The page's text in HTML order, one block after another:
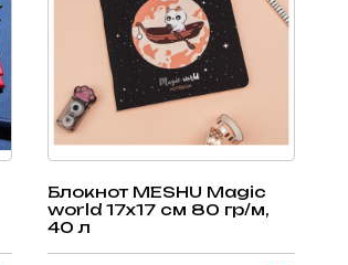
Блокнот MESHU Magic
world 17х17 см 80 гр/м,
40 л